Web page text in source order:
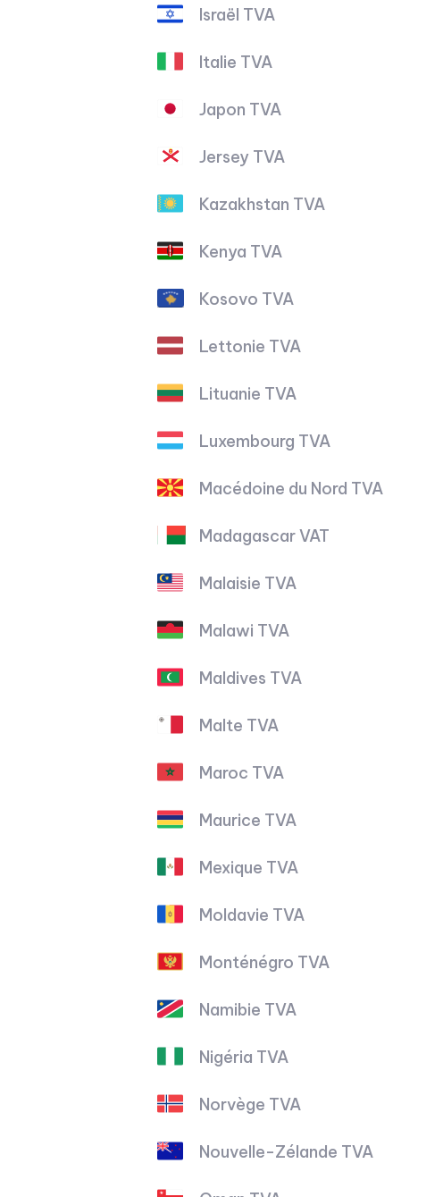
Israël TVA
Italie TVA
Japon TVA
Jersey TVA
Kazakhstan TVA
Kenya TVA
Kosovo TVA
Lettonie TVA
Lituanie TVA
Luxembourg TVA
Macédoine du Nord TVA
Madagascar VAT
Malaisie TVA
Malawi TVA
Maldives TVA
Malte TVA
Maroc TVA
Maurice TVA
Mexique TVA
Moldavie TVA
Monténégro TVA
Namibie TVA
Nigéria TVA
Norvège TVA
Nouvelle-Zélande TVA